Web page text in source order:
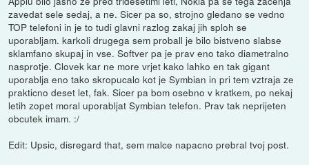
zavedat sele sedaj, a ne. Sicer pa so, strojno gledano se vedno
TOP telefoni in je to tudi glavni razlog zakaj jih sploh se
uporabljam. karkoli drugega sem proball je bilo bistveno slabse
sklamfano skupaj in vse. Softver pa je prav eno tako diametralno
nasprotje. Clovek kar ne more vrjet kako lahko en tak gigant
uporablja eno tako skropucalo kot je Symbian in pri tem vztraja ze
prakticno deset let, fak. Sicer pa bom osebno v kratkem, po nekaj
letih zopet moral uporabljat Symbian telefon. Prav tak neprijeten
obcutek imam. :/
Edit: Upsic, disregard that, sem malce napacno prebral tvoj post.